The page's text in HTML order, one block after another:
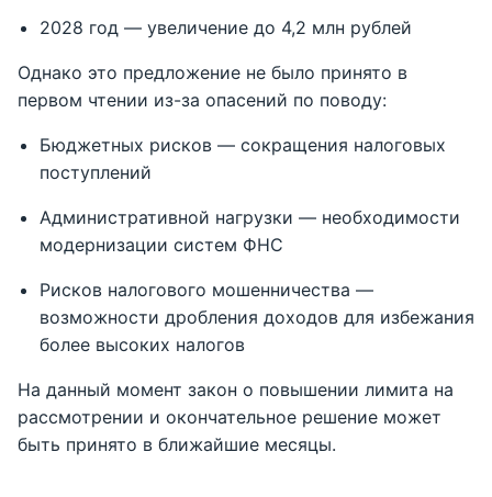
2028 год — увеличение до 4,2 млн рублей
Однако это предложение не было принято в
первом чтении из-за опасений по поводу:
Бюджетных рисков — сокращения налоговых
поступлений
Административной нагрузки — необходимости
модернизации систем ФНС
Рисков налогового мошенничества —
возможности дробления доходов для избежания
более высоких налогов
На данный момент закон о повышении лимита на
рассмотрении и окончательное решение может
быть принято в ближайшие месяцы.